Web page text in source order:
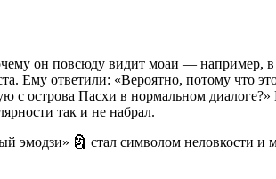
он повсюду видит моаи — например, в
Ему ответили: «Вероятно, потому что
с острова Пасхи в нормальном
так и не набрал.